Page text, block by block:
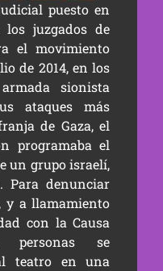
puesto en
juzgados de
el movimiento
de 2014, en los
sionista
ataques más
de Gaza, el
programaba el
un grupo israelí,
Para denunciar
y a llamamiento
con la Causa
personas se
teatro en una